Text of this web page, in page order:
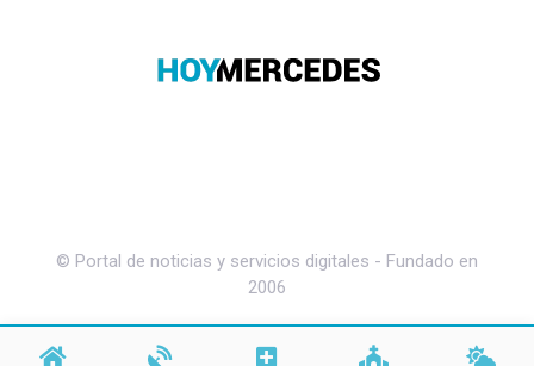
© Portal de noticias y servicios digitales - Fundado en
2006